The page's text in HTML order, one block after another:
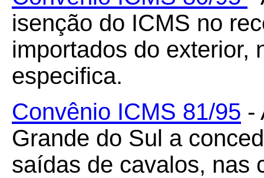
isenção do ICMS no
importados do exterior,
especifica.
Convênio ICMS 81/95 -
Grande do Sul a
saídas de cavalos, nas